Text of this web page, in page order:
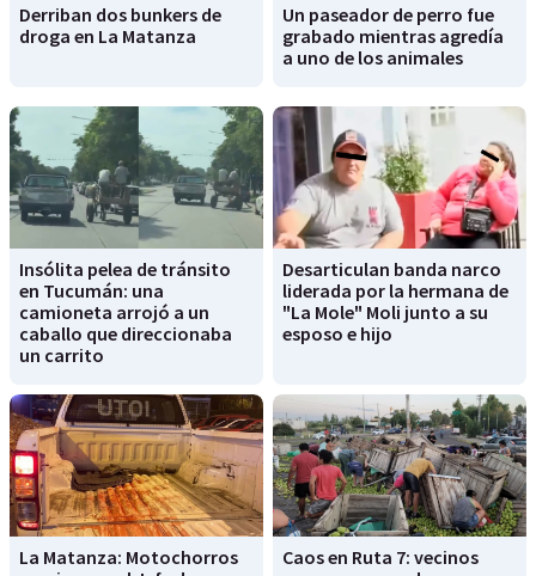
Derriban dos bunkers de
droga en La Matanza
Un paseador de perro fue
grabado mientras agredía
a uno de los animales
Insólita pelea de tránsito
en Tucumán: una
camioneta arrojó a un
caballo que direccionaba
un carrito
Desarticulan banda narco
liderada por la hermana de
"La Mole" Moli junto a su
esposo e hijo
La Matanza: Motochorros
Caos en Ruta 7: vecinos